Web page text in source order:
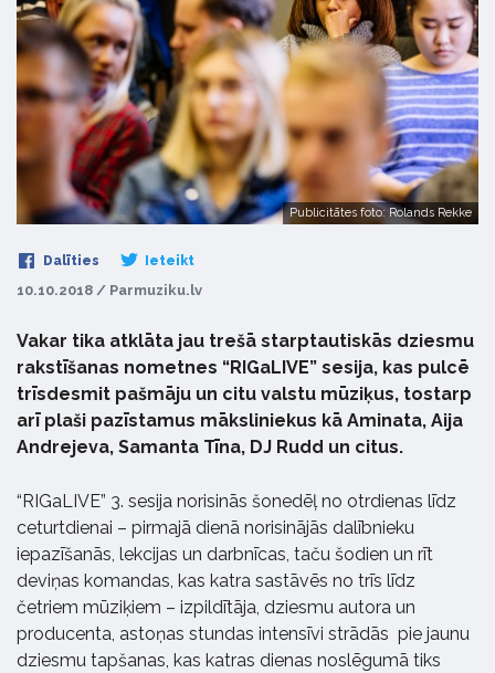
Publicitātes foto: Rolands Rekke
Dalīties Ieteikt
10.10.2018 / Parmuziku.lv
Vakar tika atklāta jau trešā starptautiskās dziesmu
rakstīšanas nometnes “RIGaLIVE” sesija, kas pulcē
trīsdesmit pašmāju un citu valstu mūziķus, tostarp
arī plaši pazīstamus māksliniekus kā Aminata, Aija
Andrejeva, Samanta Tīna, DJ Rudd un citus.
“RIGaLIVE” 3. sesija norisinās šonedēļ no otrdienas līdz
ceturtdienai – pirmajā dienā norisinājās dalībnieku
iepazīšanās, lekcijas un darbnīcas, taču šodien un rīt
deviņas komandas, kas katra sastāvēs no trīs līdz
četriem mūziķiem – izpildītāja, dziesmu autora un
producenta, astoņas stundas intensīvi strādās pie jaunu
dziesmu tapšanas, kas katras dienas noslēgumā tiks